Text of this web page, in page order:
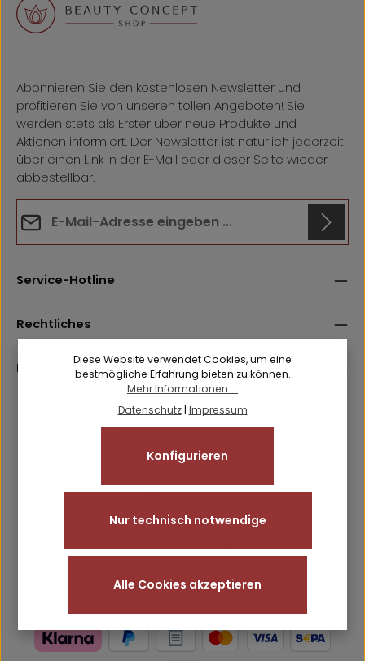
Abonnieren Sie den kostenlosen Newsletter und
profitieren Sie von unseren tollen Angeboten! Sie
werden stets als Erster über neue Produkte und
Aktionen informiert. Der Newsletter ist natürlich jederzeit
über einen Link in der E-Mail oder dieser Seite wieder
abbestellbar.
Ich habe dieDatenschutzbestimmungen
einverstanden.
Die mit einem Stern (*) markierten Felder sind
Service-Hotline
Rechtliches
InformationenDiese Website verwendet Cookies, um eine
bestmögliche Erfahrung bieten zu können.
Mehr Informationen ...
Datenschutz| Impressum
Nur technisch notwendige
Konfigurieren
Alle Cookies akzeptieren